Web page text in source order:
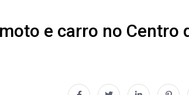
e carro no Centro